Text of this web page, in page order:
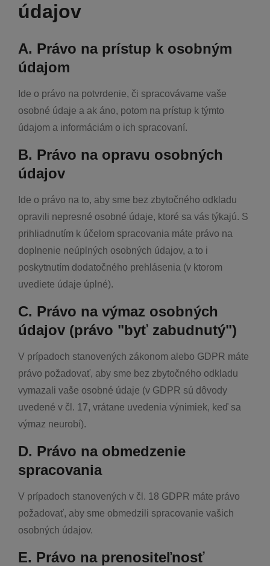
údajov
A. Právo na prístup k osobným
údajom
Ide o právo na potvrdenie, či spracovávame vaše
osobné údaje a ak áno, potom na prístup k týmto
údajom a informáciám o ich spracovaní.
B. Právo na opravu osobných
údajov
Ide o právo na to, aby sme bez zbytočného odkladu
opravili nepresné osobné údaje, ktoré sa vás týkajú. S
prihliadnutím k účelom spracovania máte právo na
doplnenie neúplných osobných údajov, a to i
poskytnutím dodatočného prehlásenia (v ktorom
uvediete údaje úplné).
C. Právo na výmaz osobných
údajov (právo "byť zabudnutý")
V prípadoch stanovených zákonom alebo GDPR máte
právo požadovať, aby sme bez zbytočného odkladu
vymazali vaše osobné údaje (v GDPR sú dôvody
uvedené v čl. 17, vrátane uvedenia výnimiek, keď sa
výmaz neurobí).
D. Právo na obmedzenie
spracovania
V prípadoch stanovených v čl. 18 GDPR máte právo
požadovať, aby sme obmedzili spracovanie vašich
osobných údajov.
E. Právo na prenositeľnosť